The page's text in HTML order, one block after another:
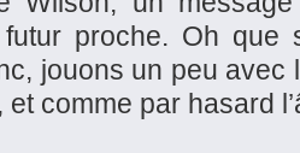
proche. Oh
jouons un peu avec
et comme par hasard